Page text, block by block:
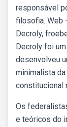
responsável
filosofia. Web
Decroly,
Decroly foi
desenvolveu
minimalista
constitucional
Os
e teóricos do